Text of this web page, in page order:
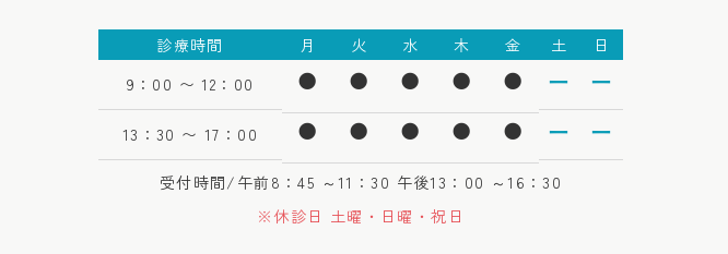
診療時間 月 火 水 木 金 土
日
9：00 〜 12：00
⚫︎ ⚫︎ ⚫︎ ⚫︎ ⚫︎ ー ー
13：30 〜 17：00 ⚫︎ ⚫︎ ⚫︎ ⚫︎ ⚫︎ ー ー
受付時間/午前8：45 ～11：30 午後13：00 ～16：30
※休診日 土曜・日曜・祝日